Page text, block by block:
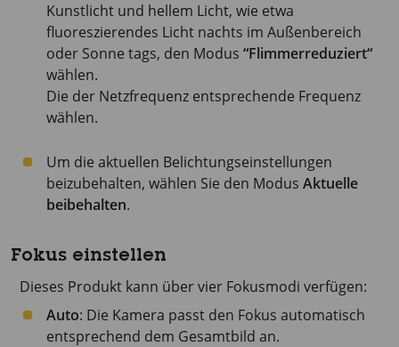
Kunstlicht und hellem Licht, wie etwa
fluoreszierendes Licht nachts im Außenbereich
oder Sonne tags, den Modus “Flimmerreduziert“
wählen.
Die der Netzfrequenz entsprechende Frequenz
wählen.
Um die aktuellen Belichtungseinstellungen
beizubehalten, wählen Sie den Modus Aktuelle
beibehalten.
Fokus einstellen
Dieses Produkt kann über vier Fokusmodi verfügen:
Auto: Die Kamera passt den Fokus automatisch
entsprechend dem Gesamtbild an.